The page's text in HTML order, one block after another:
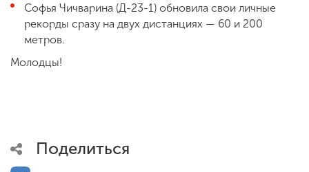
Софья Чичварина (Д-23-1) обновила свои личные
рекорды сразу на двух дистанциях — 60 и 200
метров.
Молодцы!
Поделиться